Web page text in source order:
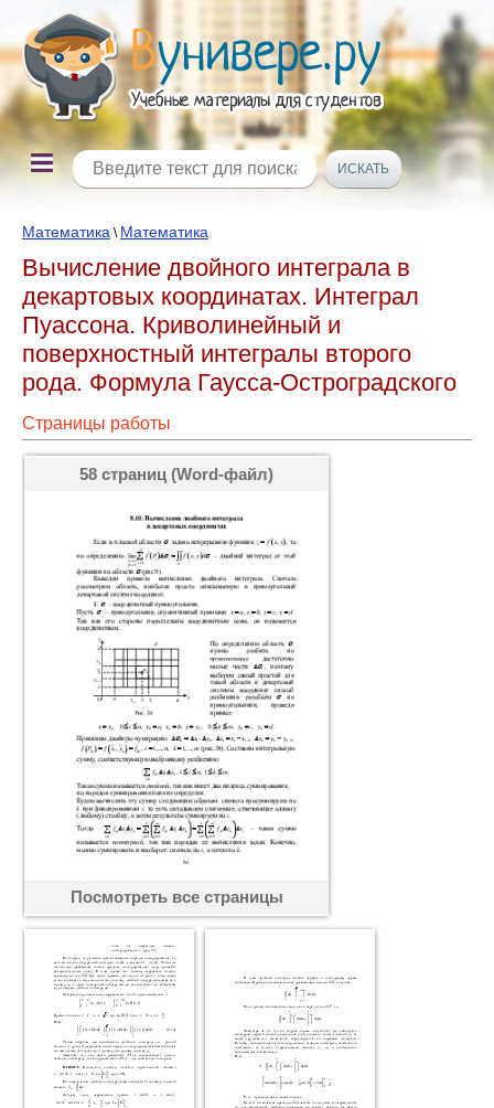
Математика \ Математика
Вычисление двойного интеграла в
декартовых координатах. Интеграл
Пуассона. Криволинейный и
поверхностный интегралы второго
рода. Формула Гаусса-Остроградского
Страницы работы
58 страниц (Word-файл)
Посмотреть все страницы